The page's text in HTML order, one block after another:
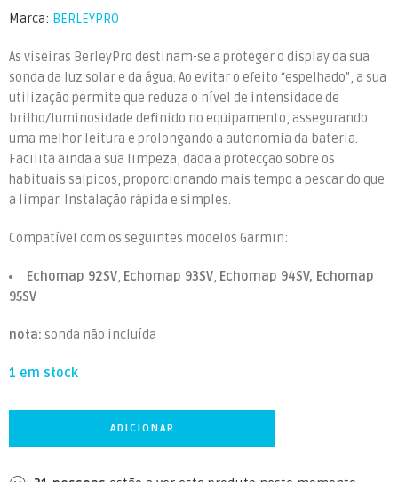
Marca: BERLEYPRO
As viseiras BerleyPro destinam-se a proteger o display da sua
sonda da luz solar e da água. Ao evitar o efeito “espelhado”, a sua
utilização permite que reduza o nível de intensidade de
brilho/luminosidade definido no equipamento, assegurando
uma melhor leitura e prolongando a autonomia da bateria.
Facilita ainda a sua limpeza, dada a protecção sobre os
habituais salpicos, proporcionando mais tempo a pescar do que
a limpar. Instalação rápida e simples.
Compatível com os seguintes modelos Garmin:
Echomap 92SV, Echomap 93SV, Echomap 94SV, Echomap
95SV
nota: sonda não incluída
1 em stock
ADICIONAR